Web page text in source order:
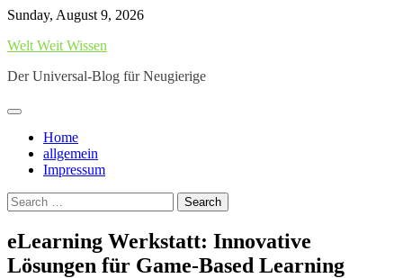
Skip
content
Sunday, August 9, 2026
Welt Weit Wissen
Der Universal-Blog für Neugierige
Home
allgemein
Impressum
Search
for:
eLearning Werkstatt: Innovative
Lösungen für Game-Based Learning